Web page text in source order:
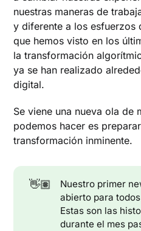
nuestras maneras de
y diferente a los esfuerzos
que hemos visto en los
la transformación
ya se han realizado
digital.
Se viene una nueva ola de
podemos hacer es
transformación inminente.
👋🏽
Nuestro primer
abierto para
Estas son las
durante el mes